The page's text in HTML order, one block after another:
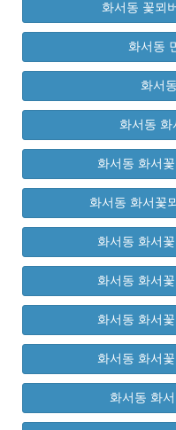
화서동 꽃뫼
화서동
화서
화서동 화
화서동 화서
화서동 화서꽃
화서동 화서
화서동 화서
화서동 화서
화서동 화서
화서동 화